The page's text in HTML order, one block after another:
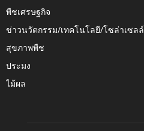
พืชเศรษฐกิจ
ข่าวนวัตกรรม/เทคโนโลยี/โซล่าเซลล์
สุขภาพพืช
ประมง
ไม้ผล